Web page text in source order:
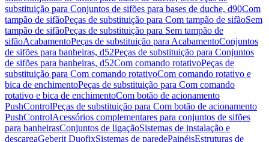
substituição para Conjuntos de sifões para bases de duche, d90Com
tampão de sifãoPeças de substituição para Com tampão de sifãoSem
tampão de sifãoPeças de substituição para Sem tampão de
sifãoAcabamentoPeças de substituição para AcabamentoConjuntos
de sifões para banheiras, d52Peças de substituição para Conjuntos
de sifões para banheiras, d52Com comando rotativoPeças de
substituição para Com comando rotativoCom comando rotativo e
bica de enchimentoPeças de substituição para Com comando
rotativo e bica de enchimentoCom botão de acionamento
PushControlPeças de substituição para Com botão de acionamento
PushControlAcessórios complementares para conjuntos de sifões
para banheirasConjuntos de ligaçãoSistemas de instalação e
descargaGeberit DuofixSistemas de paredePainéisEstruturas de